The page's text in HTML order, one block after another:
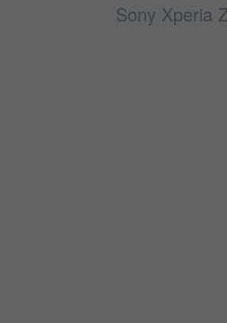
Sony Xperia